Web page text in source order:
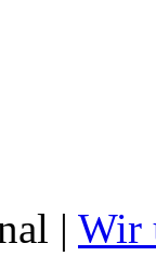
| Wir